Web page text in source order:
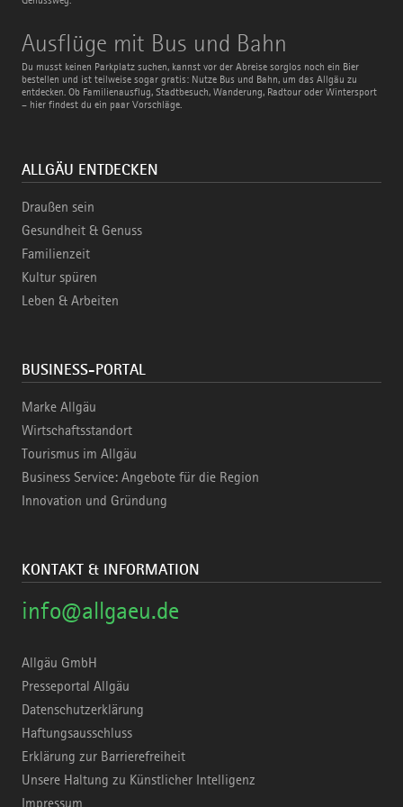
Ausflüge mit Bus und Bahn
Du musst keinen Parkplatz suchen, kannst vor der Abreise sorglos noch ein Bier
bestellen und ist teilweise sogar gratis: Nutze Bus und Bahn, um das Allgäu zu
entdecken. Ob Familienausflug, Stadtbesuch, Wanderung, Radtour oder Wintersport
– hier findest du ein paar Vorschläge.
Ausflüge
mit
Bus
und
Bahn
ALLGÄU ENTDECKEN
Draußen sein
Gesundheit & Genuss
Familienzeit
Kultur spüren
Leben & Arbeiten
BUSINESS-PORTAL
Marke Allgäu
Wirtschaftsstandort
Tourismus im Allgäu
Business Service: Angebote für die Region
Innovation und Gründung
KONTAKT & INFORMATION
info@allgaeu.de
Allgäu GmbH
Presseportal Allgäu
Datenschutzerklärung
Haftungsausschluss
Erklärung zur Barrierefreiheit
Unsere Haltung zu Künstlicher Intelligenz
Impressum